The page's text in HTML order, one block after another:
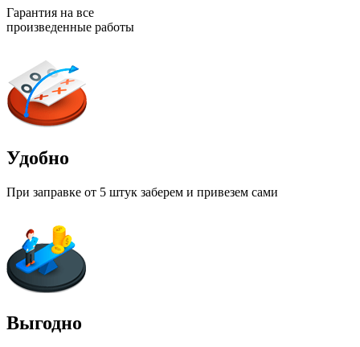
Гарантия на все
произведенные работы
Удобно
При заправке от 5 штук заберем и привезем сами
Выгодно